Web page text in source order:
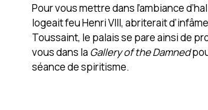
Pour vous mettre dans l’ambiance
logeait feu Henri VIII, abriterait
Toussaint, le palais se pare ainsi de
vous dans la Gallery of the Damned
séance de spiritisme.